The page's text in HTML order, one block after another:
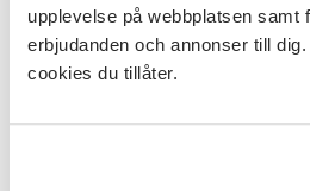
upplevelse på webbplatsen samt
erbjudanden och annonser till
cookies du tillåter.
Kursledare
Våra två kursledare (callers),
Urban Danielsson, har både
bland annat genom SACT